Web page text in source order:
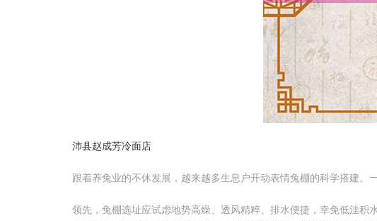
沛县赵成芳冷面店
跟着养兔业的不休发展，越来越多生息户开动表情兔棚的科学搭建。
领先，兔棚选址应试虑地势高燥、透风精粹、排水便捷，幸免低洼